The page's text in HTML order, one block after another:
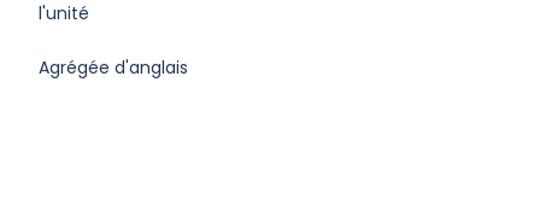
l'unité
Agrégée d'anglais